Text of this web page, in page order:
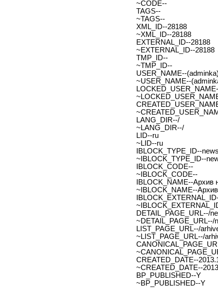
~CODE--
TAGS--
~TAGS--
XML_ID--28188
~XML_ID--28188
EXTERNAL_ID--28188
~EXTERNAL_ID--28188
TMP_ID--
~TMP_ID--
USER_NAME--
~USER_NAME--
LANG_DIR--/
~LANG_DIR--/
LID--ru
~LID--ru
IBLOCK_TYPE_ID--
~IBLOCK_TYPE_ID--
IBLOCK_CODE--
~IBLOCK_CODE--
IBLOCK_NAME--Архив
~IBLOCK_NAME--
DETAIL_PAGE_URL--/
~DETAIL_PAGE_URL--/
LIST_PAGE_URL--/
~LIST_PAGE_URL--/
CREATED_DATE--
~CREATED_DATE--
BP_PUBLISHED--Y
~BP_PUBLISHED--Y